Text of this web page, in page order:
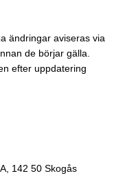
ändringar aviseras via
de börjar gälla.
efter uppdatering
142 50 Skogås